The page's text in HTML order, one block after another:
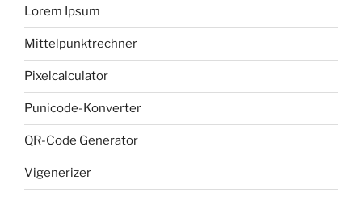
Lorem Ipsum
Mittelpunktrechner
Pixelcalculator
Punicode-Konverter
QR-Code Generator
Vigenerizer